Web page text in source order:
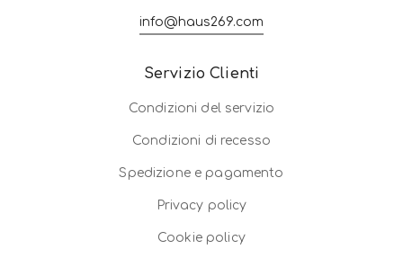
info@haus269.com
Servizio Clienti
Condizioni del servizio
Condizioni di recesso
Spedizione e pagamento
Privacy policy
Cookie policy